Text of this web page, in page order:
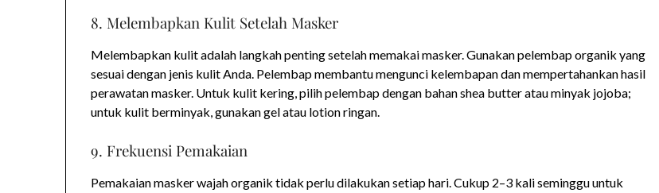
8. Melembapkan Kulit Setelah Masker
Melembapkan kulit adalah langkah penting setelah memakai masker. Gunakan pelembap organik yang
sesuai dengan jenis kulit Anda. Pelembap membantu mengunci kelembapan dan mempertahankan hasil
perawatan masker. Untuk kulit kering, pilih pelembap dengan bahan shea butter atau minyak jojoba;
untuk kulit berminyak, gunakan gel atau lotion ringan.
9. Frekuensi Pemakaian
Pemakaian masker wajah organik tidak perlu dilakukan setiap hari. Cukup 2–3 kali seminggu untuk